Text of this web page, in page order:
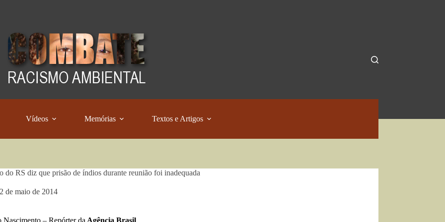
Vídeos Memórias Textos e Artigos
do RS diz que prisão de índios durante reunião foi inadequada
de maio de 2014
Nascimento – Repórter da Agência Brasil